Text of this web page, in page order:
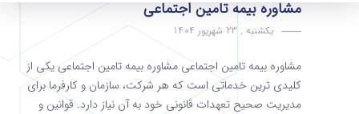
مشاوره بیمه تامین اجتماعی
یکشنبه , 23 شهریور 1404
مشاوره بیمه تامین اجتماعی مشاوره بیمه تامین اجتماعی یکی از
کلیدی ترین خدماتی است که هر شرکت، سازمان و کارفرما برای
مدیریت صحیح تعهدات قانونی خود به آن نیاز دارد. قوانین و